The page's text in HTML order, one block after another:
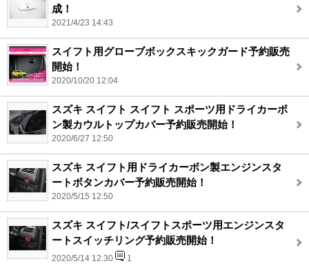
成！
2021/4/23 14:43
スイフト用グローブボックスキックガード予約販売
開始！
2020/10/20 12:04
スズキ スイフト スイフト スポーツ用ドライカーボ
ン製カウルトップカバー予約販売開始！
2020/6/27 12:50
スズキ スイフト用ドライカーボン製エンジンスタ
ートボタンカバー予約販売開始！
2020/5/15 12:50
スズキ スイフト/スイフトスポーツ用エンジンスタ
ートスイッチリング予約販売開始！
2020/5/14 12:30 1